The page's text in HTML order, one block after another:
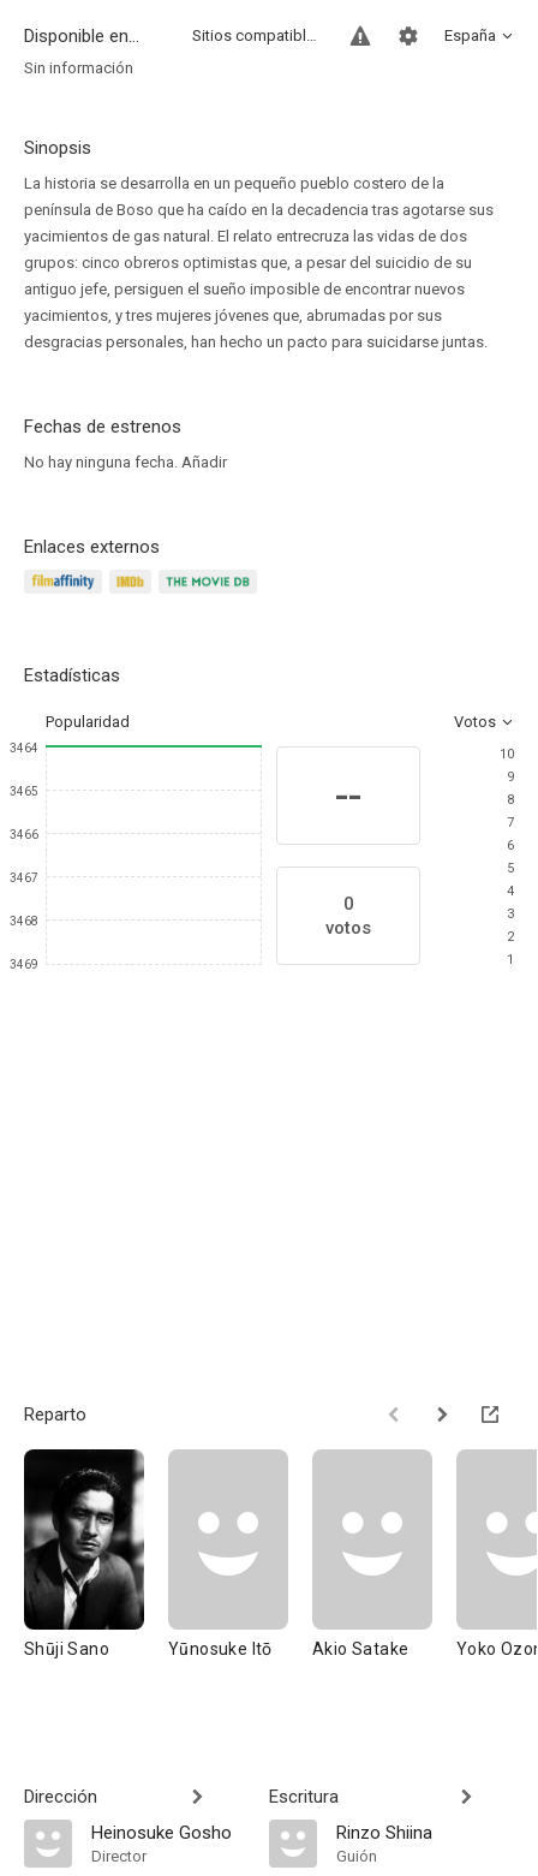
Disponible en... España
Sitios compatibles
Sin información
Sinopsis
La historia se desarrolla en un pequeño pueblo costero de la
península de Boso que ha caído en la decadencia tras agotarse sus
yacimientos de gas natural. El relato entrecruza las vidas de dos
grupos: cinco obreros optimistas que, a pesar del suicidio de su
antiguo jefe, persiguen el sueño imposible de encontrar nuevos
yacimientos, y tres mujeres jóvenes que, abrumadas por sus
desgracias personales, han hecho un pacto para suicidarse juntas.
Fechas de estrenos
No hay ninguna fecha. Añadir
Enlaces externos
Estadísticas
Popularidad Votos
3464
3465
3466
3467
3468
3469
--
0
votos
10
9
8
7
6
5
4
3
2
1
Reparto
Shūji Sano Yūnosuke Itō Akio Satake Yoko
Dirección
Heinosuke Gosho
Director
Escritura
Rinzo Shiina
Guión